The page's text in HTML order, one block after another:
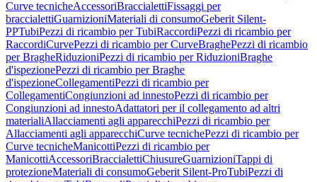
Curve tecnicheAccessoriBraccialettiFissaggi per
braccialettiGuarnizioniMateriali di consumoGeberit Silent-
PPTubiPezzi di ricambio per TubiRaccordiPezzi di ricambio per
RaccordiCurvePezzi di ricambio per CurveBraghePezzi di ricambio
per BragheRiduzioniPezzi di ricambio per RiduzioniBraghe
d'ispezionePezzi di ricambio per Braghe
d'ispezioneCollegamentiPezzi di ricambio per
CollegamentiCongiunzioni ad innestoPezzi di ricambio per
Congiunzioni ad innestoAdattatori per il collegamento ad altri
materialiAllacciamenti agli apparecchiPezzi di ricambio per
Allacciamenti agli apparecchiCurve tecnichePezzi di ricambio per
Curve tecnicheManicottiPezzi di ricambio per
ManicottiAccessoriBraccialettiChiusureGuarnizioniTappi di
protezioneMateriali di consumoGeberit Silent-ProTubiPezzi di